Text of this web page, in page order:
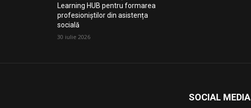
Learning HUB pentru formarea
profesioniștilor din asistența
socială
30 iulie 2026
SOCIAL MEDIA